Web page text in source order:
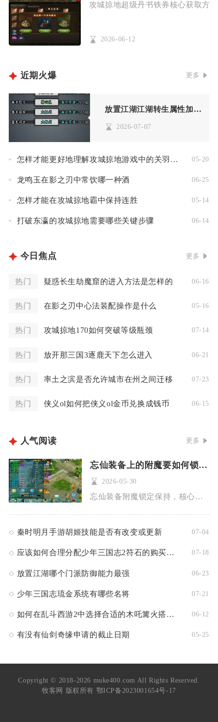
攻城掠地超级丹书铁券核心获取方
2026-06-12
近期火爆 更多
放置江湖江湖转生属性加点是否需要根据职业而变化
2026-07-07
怎样才能更好地理解攻城掠地游戏中的关羽角色 05-20
龙鸣玉在影之刃中常饮哪一种酒 06-25
怎样才能在攻城掠地霸中保持连胜 05-14
打破东瀛的攻城掠地需要哪些关键步骤 06-14
今日焦点 更多
热门 疑惑长生劫魔窟的进入方法是怎样的 06-16
热门 在影之刃中心法装配操作是什么 05-16
热门 攻城掠地170如何突破等级瓶颈 07-14
热门 放开那三国3逐鹿天下怎么进入 06-21
热门 率土之滨是否允许城市在州之间迁移 07-23
热门 侠义ol如何把侠义ol金币兑换成钱币 06-15
人气阅读 更多
忘仙装备上的附魔要如何锁定保持
2026-05-30
忘仙装备附魔锁定保持，核心是通过锁定道具保护极品附魔词条，再...
秦时明月手游胡姬技能是否有改变或更新 07-04
应该如何合理分配少年三国志2符石的购买数量 07-18
放置江湖哪个门派防御能力最强 06-23
少年三国志琉金系统有哪些名将 07-21
如何在乱斗西游2中选择合适的木吒篝火搭配阵容 06-12
有没有仙剑奇缘申请的截止日期 05-25
Copyright © 2018-2026 muke400.com All Rights Reserved.
牧客网 版权所有 鄂ICP备2023001654号-17